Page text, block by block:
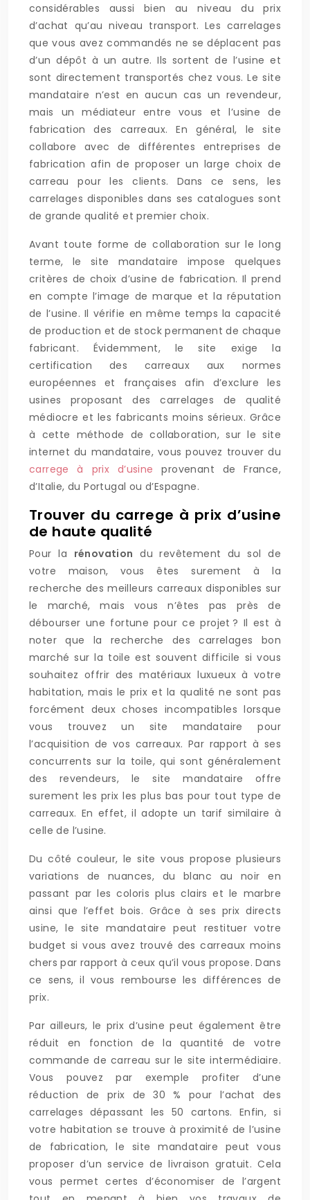
considérables aussi bien au niveau du prix
d’achat qu’au niveau transport. Les carrelages
que vous avez commandés ne se déplacent pas
d’un dépôt à un autre. Ils sortent de l’usine et
sont directement transportés chez vous. Le site
mandataire n’est en aucun cas un revendeur,
mais un médiateur entre vous et l’usine de
fabrication des carreaux. En général, le site
collabore avec de différentes entreprises de
fabrication afin de proposer un large choix de
carreau pour les clients. Dans ce sens, les
carrelages disponibles dans ses catalogues sont
de grande qualité et premier choix.
Avant toute forme de collaboration sur le long
terme, le site mandataire impose quelques
critères de choix d’usine de fabrication. Il prend
en compte l’image de marque et la réputation
de l’usine. Il vérifie en même temps la capacité
de production et de stock permanent de chaque
fabricant. Évidemment, le site exige la
certification des carreaux aux normes
européennes et françaises afin d’exclure les
usines proposant des carrelages de qualité
médiocre et les fabricants moins sérieux. Grâce
à cette méthode de collaboration, sur le site
internet du mandataire, vous pouvez trouver du
carrege à prix d’usine provenant de France,
d’Italie, du Portugal ou d’Espagne.
Trouver du carrege à prix d’usine
de haute qualité
Pour la rénovation du revêtement du sol de
votre maison, vous êtes surement à la
recherche des meilleurs carreaux disponibles sur
le marché, mais vous n’êtes pas près de
débourser une fortune pour ce projet ? Il est à
noter que la recherche des carrelages bon
marché sur la toile est souvent difficile si vous
souhaitez offrir des matériaux luxueux à votre
habitation, mais le prix et la qualité ne sont pas
forcément deux choses incompatibles lorsque
vous trouvez un site mandataire pour
l’acquisition de vos carreaux. Par rapport à ses
concurrents sur la toile, qui sont généralement
des revendeurs, le site mandataire offre
surement les prix les plus bas pour tout type de
carreaux. En effet, il adopte un tarif similaire à
celle de l’usine.
Du côté couleur, le site vous propose plusieurs
variations de nuances, du blanc au noir en
passant par les coloris plus clairs et le marbre
ainsi que l’effet bois. Grâce à ses prix directs
usine, le site mandataire peut restituer votre
budget si vous avez trouvé des carreaux moins
chers par rapport à ceux qu’il vous propose. Dans
ce sens, il vous rembourse les différences de
prix.
Par ailleurs, le prix d’usine peut également être
réduit en fonction de la quantité de votre
commande de carreau sur le site intermédiaire.
Vous pouvez par exemple profiter d’une
réduction de prix de 30 % pour l’achat des
carrelages dépassant les 50 cartons. Enfin, si
votre habitation se trouve à proximité de l’usine
de fabrication, le site mandataire peut vous
proposer d’un service de livraison gratuit. Cela
vous permet certes d’économiser de l’argent